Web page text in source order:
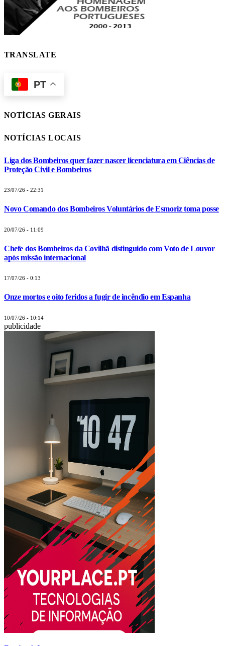
TRANSLATE
PT
NOTÍCIAS GERAIS
NOTÍCIAS LOCAIS
Liga dos Bombeiros quer fazer nascer licenciatura em Ciências de
Proteção Civil e Bombeiros
23/07/26 - 22:31
Novo Comando dos Bombeiros Voluntários de Esmoriz toma posse
20/07/26 - 11:09
Chefe dos Bombeiros da Covilhã distinguido com Voto de Louvor
após missão internacional
17/07/26 - 0:13
Onze mortos e oito feridos a fugir de incêndio em Espanha
10/07/26 - 10:14
publicidade